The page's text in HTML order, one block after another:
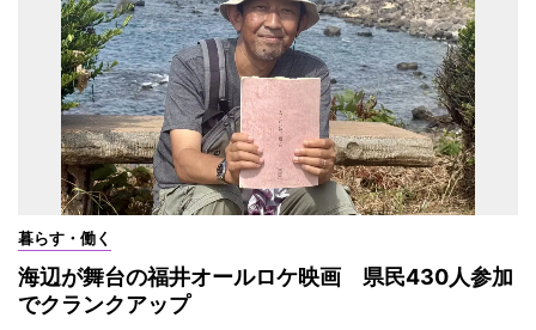
暮らす・働く
海辺が舞台の福井オールロケ映画 県民430人参加
でクランクアップ